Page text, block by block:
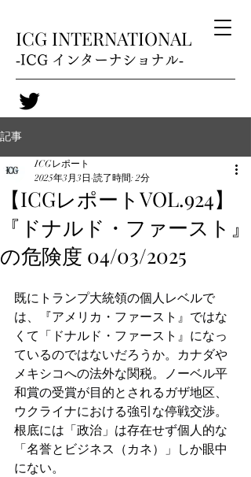
ICG INTERNATIONAL
‐ICG インターナショナル‐
記事
【ICGレポートVOL.924】
『ドナルド・ファースト』
の危険度 04/03/2025
ICGレポート
2025年3月3日 読了時間: 2分
既にトランプ大統領の個人レベルで
は、『アメリカ・ファースト』ではな
くて「ドナルド・ファースト』になっ
ているのではないだろうか。カナダや
メキシコへの法外な関税。ノーベル平
和賞の受賞が目的とされるガザ地区、
ウクライナにおける強引な停戦交渉。
根底には「政治」は存在せず個人的な
「名誉とビジネス（カネ）」しか眼中
にない。